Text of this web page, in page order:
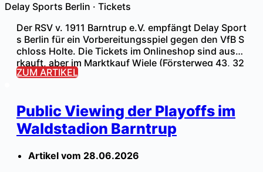
Delay Sports Berlin · Tickets
Der RSV v. 1911 Barntrup e.V. empfängt Delay Sport
s Berlin für ein Vorbereitungsspiel gegen den VfB S
chloss Holte. Die Tickets im Onlineshop sind ausve
rkauft, aber im Marktkauf Wiele (Försterweg 43, 32
683 Barntrup) könnt ihr euch zu den regulären Öff
es zu spät […]
ZUM ARTIKEL
Public Viewing der Playoffs im
Waldstadion Barntrup
Artikel vom 28.06.2026